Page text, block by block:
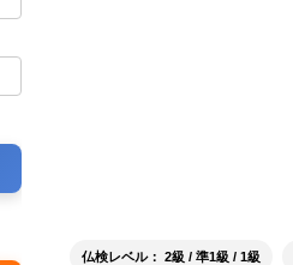
仏検レベル： 2級 / 準1級 / 1級